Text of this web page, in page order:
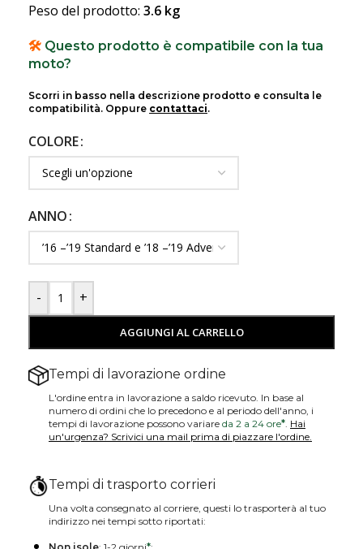
Peso del prodotto: 3.6 kg
🛠️ Questo prodotto è compatibile con la tua
moto?
Scorri in basso nella descrizione prodotto e consulta le
compatibilità. Oppure contattaci.
COLORE
ANNO
- +
AGGIUNGI AL CARRELLO
Tempi di lavorazione ordine
L'ordine entra in lavorazione a saldo ricevuto. In base al
numero di ordini che lo precedono e al periodo dell'anno, i
tempi di lavorazione possono variare da 2 a 24 ore* Hai
un'urgenza? Scrivici una mail prima di piazzare l'ordine.
Tempi di trasporto corrieri
Una volta consegnato al corriere, questi lo trasporterà al tuo
indirizzo nei tempi sotto riportati: